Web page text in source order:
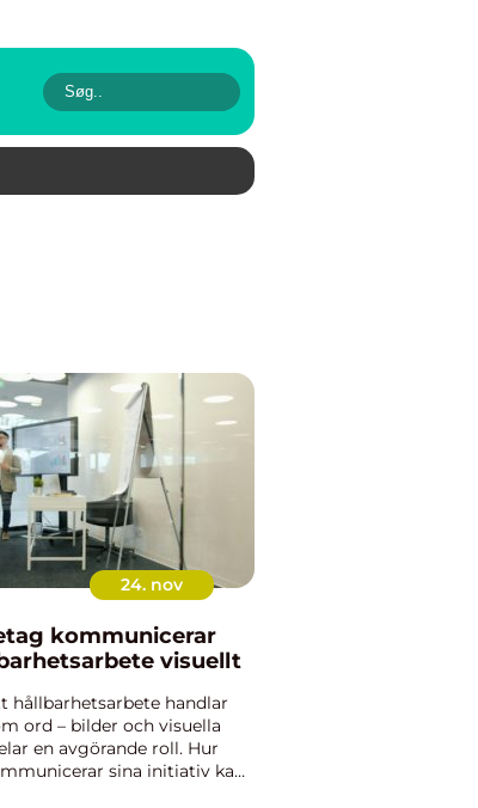
24. nov
kommunicerar
visuellt
hållbarhetsarbete handlar
ord – bilder och visuella
en avgörande roll. Hur
sina initiativ kan